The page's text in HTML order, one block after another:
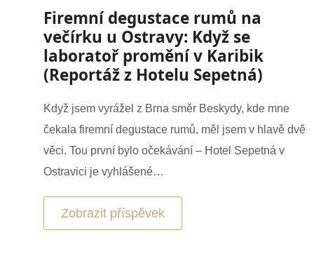
Firemní degustace rumů na
večírku u Ostravy: Když se
laboratoř promění v Karibik
(Reportáž z Hotelu Sepetná)
Když jsem vyrážel z Brna směr Beskydy, kde mne
čekala firemní degustace rumů, měl jsem v hlavě dvě
věci. Tou první bylo očekávání – Hotel Sepetná v
Ostravici je vyhlášené…
Zobrazit příspěvek